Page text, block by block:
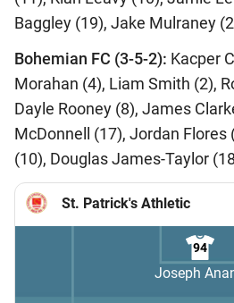
Baggley (19), Jake Mulraney
Bohemian FC (3-5-2): Kacper
Morahan (4), Liam Smith (2),
Dayle Rooney (8), James
McDonnell (17), Jordan Flores
(10), Douglas James-Taylor
St. Patrick's Athletic
94
Joseph